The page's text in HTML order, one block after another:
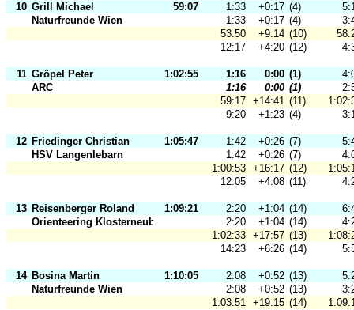
10 Grill Michael 59:07 1:33 +0:17 (4)
Naturfreunde Wien
1:33 +0:17 (4)
53:50
+9:14 (10)
12:17
+4:20 (12)
11 Gröpel Peter 1:02:55 1:16 0:00 (1)
ARC
1:16 0:00 (1)
59:17 +14:41 (11)
9:20
+1:23 (4)
12 Friedinger Christian 1:05:47 1:42 +0:26 (7)
HSV Langenlebarn
1:42 +0:26 (7)
1:00:53 +16:17 (12)
12:05
+4:08 (11)
13 Reisenberger Roland 1:09:21 2:20 +1:04 (14)
Orienteering Klosterneuburg
2:20 +1:04 (14)
1:02:33 +17:57 (13)
14:23
+6:26 (14)
14 Bosina Martin 1:10:05 2:08 +0:52 (13)
Naturfreunde Wien
2:08 +0:52 (13)
1:03:51 +19:15 (14)